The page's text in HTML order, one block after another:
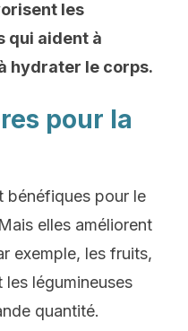
les
qui aident à
hydrater le corps.
pour la
bénéfiques pour le
elles améliorent
exemple, les fruits,
les légumineuses
quantité.